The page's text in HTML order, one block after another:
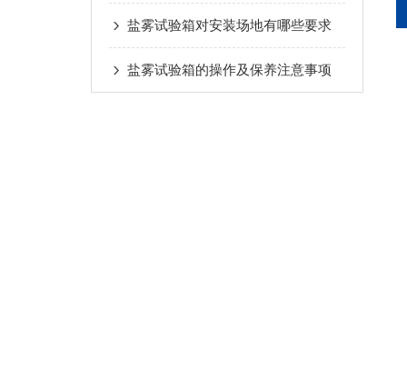
盐雾试验箱对安装场地有哪些要求
盐雾试验箱的操作及保养注意事项